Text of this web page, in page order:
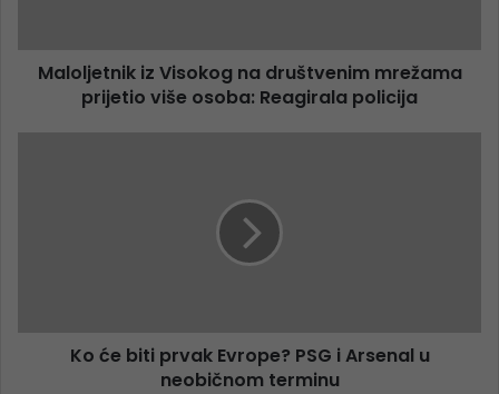
Maloljetnik iz Visokog na društvenim mrežama
prijetio više osoba: Reagirala policija
Ko će biti prvak Evrope? PSG i Arsenal u
neobičnom terminu